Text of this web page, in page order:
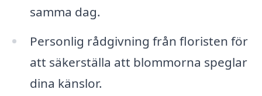
samma dag.
Personlig rådgivning från floristen för
att säkerställa att blommorna speglar
dina känslor.